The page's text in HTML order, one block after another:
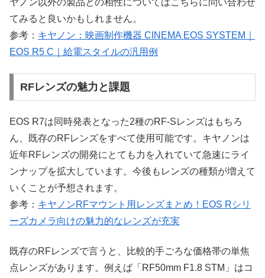
てみると良いかもしれません。
参考： キヤノン：映画制作機器 CINEMA EOS SYSTEM｜
EOS R5 C｜給電スタイルの汎用例
RFレンズの魅力と課題
EOS R7は同時発表となった2種のRF-Sレンズはもちろ
ん、既存のRFレンズをすべて使用可能です。キヤノンは
近年RFレンズの開発にとても力を入れていて急速にライ
ンナップを拡大しています。今後もレンズの種類が増えて
いくことが予想されます。
参考： キヤノンRFマウント用レンズまとめ！EOS Rシリ
ーズカメラ向けの魅力的なレンズが充実
既存のRFレンズで言うと、比較的手ごろな価格帯の単焦
点レンズがあります。例えば「RF50mm F1.8 STM」はコ